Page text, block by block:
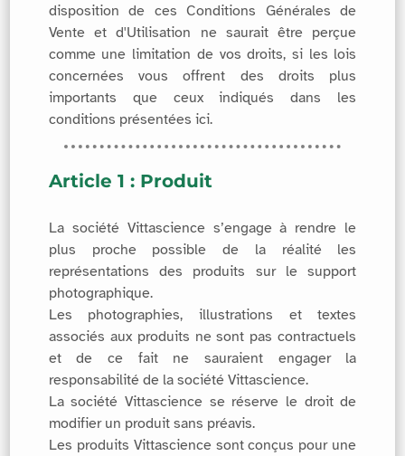
disposition de ces Conditions Générales de
Vente et d'Utilisation ne saurait être perçue
comme une limitation de vos droits, si les lois
concernées vous offrent des droits plus
importants que ceux indiqués dans les
conditions présentées ici.
Article 1 : Produit
La société Vittascience s’engage à rendre le
plus proche possible de la réalité les
représentations des produits sur le support
photographique.
Les photographies, illustrations et textes
associés aux produits ne sont pas contractuels
et de ce fait ne sauraient engager la
responsabilité de la société Vittascience.
La société Vittascience se réserve le droit de
modifier un produit sans préavis.
Les produits Vittascience sont conçus pour une